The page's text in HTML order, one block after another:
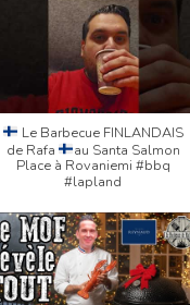
Le Barbecue FINLANDAIS
de Rafa
au Santa Salmon
Place à Rovaniemi #bbq
#lapland